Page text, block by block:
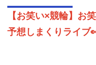
【お笑い×競輪】お
予想しまくりライブ